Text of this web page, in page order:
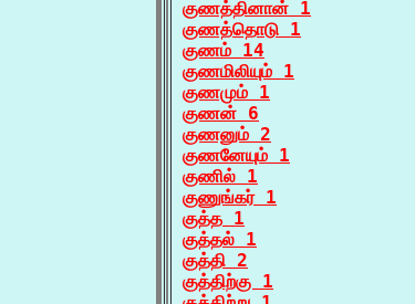
குணத்தினான் 1
குணத்தொடு 1
குணம் 14
குணமிலியும் 1
குணமும் 1
குணன் 6
குணனும் 2
குணனேயும் 1
குணில் 1
குணுங்கர் 1
குத்த 1
குத்தல் 1
குத்தி 2
குத்திற்கு 1